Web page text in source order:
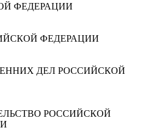
ФЕДЕРАЦИИ
ФЕДЕРАЦИИ
ДЕЛ РОССИЙСКОЙ
РОССИЙСКОЙ